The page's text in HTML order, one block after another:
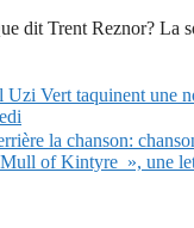
dit Trent Reznor? La
Uzi Vert taquinent une
la chanson:
of Kintyre », une